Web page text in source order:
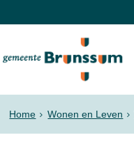
Home Wonen en Leven